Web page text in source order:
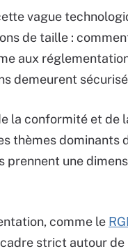
vague
de taille :
aux
demeurent
la conformité et de
thèmes dominants
prennent une
comme le
strict autour